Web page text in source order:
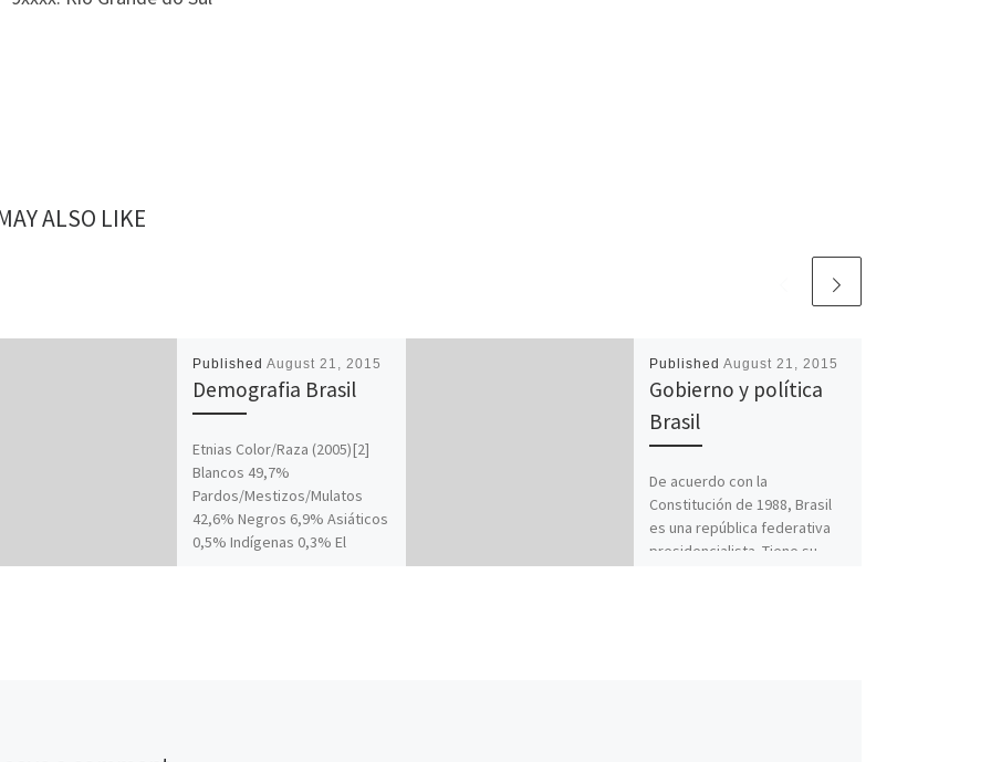
ALSO LIKE
PublishedAugust 21, 2015
Demografia Brasil
Etnias Color/Raza (2005)[2]
Blancos 49,7%
Pardos/Mestizos/Mulatos
42,6% Negros 6,9% Asiáticos
0,5% Indígenas 0,3% El
Published August 21, 2015
Gobierno y política
Brasil
De acuerdo con la
Constitución de 1988, Brasil
es una república federativa
presidencialista. Tiene su